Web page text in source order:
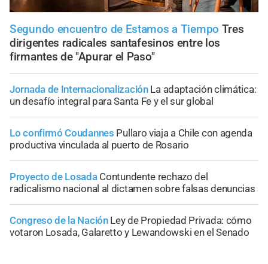
Segundo encuentro de Estamos a Tiempo Tres
dirigentes radicales santafesinos entre los
firmantes de "Apurar el Paso"
Jornada de Internacionalización La adaptación climática:
un desafío integral para Santa Fe y el sur global
Lo confirmó Coudannes Pullaro viaja a Chile con agenda
productiva vinculada al puerto de Rosario
Proyecto de Losada Contundente rechazo del
radicalismo nacional al dictamen sobre falsas denuncias
Congreso de la Nación Ley de Propiedad Privada: cómo
votaron Losada, Galaretto y Lewandowski en el Senado